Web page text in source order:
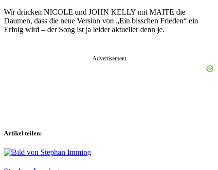
Wir drücken NICOLE und JOHN KELLY mit MAITE die
Daumen, dass die neue Version von „Ein bisschen Frieden“ ein
Erfolg wird – der Song ist ja leider aktueller denn je.
Advertisement
Artikel teilen: